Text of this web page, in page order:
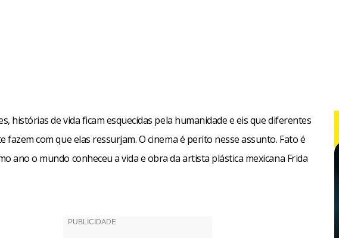
histórias de vida ficam esquecidas pela humanidade e eis que diferentes
fazem com que elas ressurjam. O cinema é perito nesse assunto. Fato é
ano o mundo conheceu a vida e obra da artista plástica mexicana Frida